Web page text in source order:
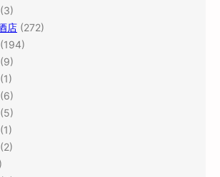
(3)
店 (272)
(194)
(9)
(1)
(6)
(5)
(1)
(2)